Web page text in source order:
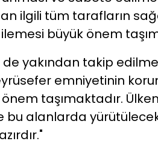
ilgili tüm tarafların
büyük önem
yakından takip
emniyetinin
taşımaktadır.
bu alanlarda